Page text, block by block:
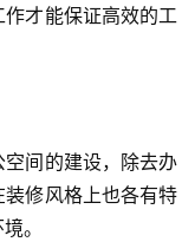
才能保证高效的工
间的建设，除去办
修风格上也各有特
。